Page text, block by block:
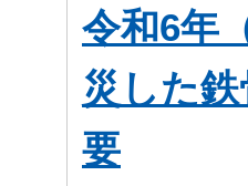
令和6年
災した
要